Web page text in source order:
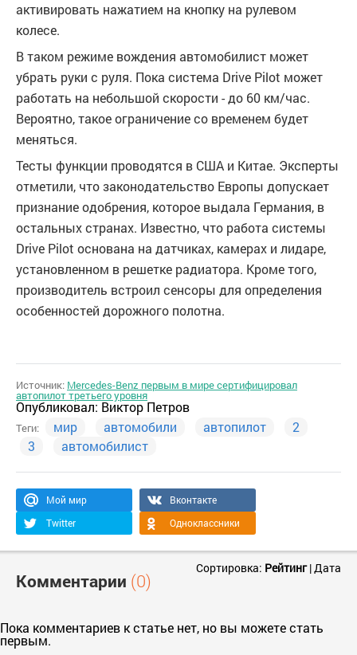
активировать нажатием на кнопку на рулевом
колесе.
В таком режиме вождения автомобилист может
убрать руки с руля. Пока система Drive Pilot может
работать на небольшой скорости - до 60 км/час.
Вероятно, такое ограничение со временем будет
меняться.
Тесты функции проводятся в США и Китае. Эксперты
отметили, что законодательство Европы допускает
признание одобрения, которое выдала Германия, в
остальных странах. Известно, что работа системы
Drive Pilot основана на датчиках, камерах и лидаре,
установленном в решетке радиатора. Кроме того,
производитель встроил сенсоры для определения
особенностей дорожного полотна.
Источник: Mercedes-Benz первым в мире сертифицировал
автопилот третьего уровня
Опубликовал: Виктор Петров
Теги: мир автомобили автопилот
2
3
автомобилист
Мой мир
Вконтакте
Twitter
Одноклассники
Комментарии (0)
Сортировка: Рейтинг|Дата
Пока комментариев к статье нет, но вы можете стать
первым.